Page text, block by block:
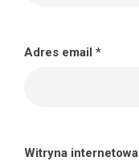
Adres email *
Witryna internetowa